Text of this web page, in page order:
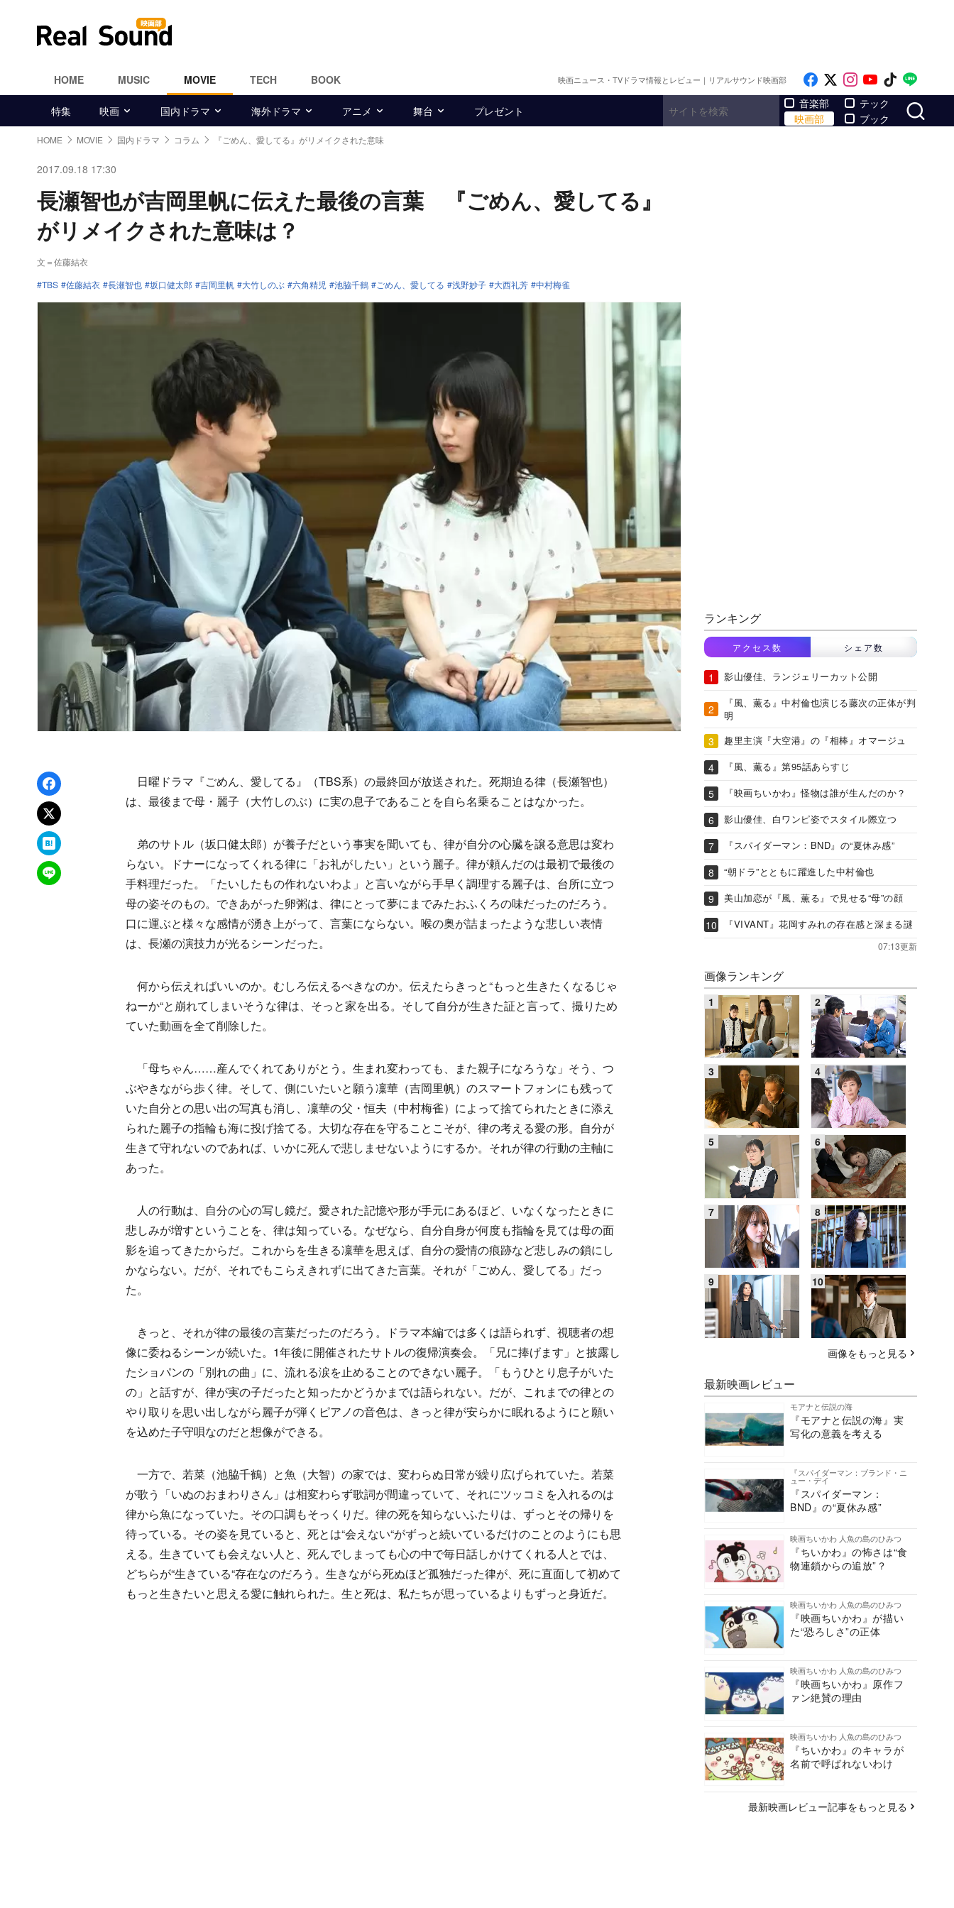
HOME MUSIC MOVIE TECH BOOK 映画ニュース・TVドラマ情報とレビュー｜リアルサウンド映画部 Like on Facebook
Follow on x
Follow on
Follow on
Follow
特集 映画 国内ドラマ 海外ドラマ アニメ 舞台 プレゼント
音楽部
映画部
テック
ブック
HOME MOVIE 国内ドラマ コラム 『ごめん、愛してる』がリメイクされた意味
2017.09.18 17:30
長瀬智也が吉岡里帆に伝えた最後の言葉 『ごめん、愛してる』
がリメイクされた意味は？
文＝佐藤結衣
TBS
佐藤結衣 長瀬智也 坂口健太郎 吉岡里帆 大竹しのぶ 六角精児 池脇千鶴 ごめん、愛してる 浅野妙子 大西礼芳 中村梅雀
Facebookでシェア
xでポスト
はてなブックマーク
LINEで送る
日曜ドラマ『ごめん、愛してる』（TBS系）の最終回が放送された。死期迫る律（長瀬智也）
は、最後まで母・麗子（大竹しのぶ）に実の息子であることを自ら名乗ることはなかった。
弟のサトル（坂口健太郎）が養子だという事実を聞いても、律が自分の心臓を譲る意思は変わ
らない。ドナーになってくれる律に「お礼がしたい」という麗子。律が頼んだのは最初で最後の
手料理だった。「たいしたもの作れないわよ」と言いながら手早く調理する麗子は、台所に立つ
母の姿そのもの。できあがった卵粥は、律にとって夢にまでみたおふくろの味だったのだろう。
口に運ぶと様々な感情が湧き上がって、言葉にならない。喉の奥が詰まったような悲しい表情
は、長瀬の演技力が光るシーンだった。
何から伝えればいいのか。むしろ伝えるべきなのか。伝えたらきっと“もっと生きたくなるじゃ
ねーか“と崩れてしまいそうな律は、そっと家を出る。そして自分が生きた証と言って、撮りため
ていた動画を全て削除した。
「母ちゃん……産んでくれてありがとう。生まれ変わっても、また親子になろうな」そう、つ
ぶやきながら歩く律。そして、側にいたいと願う凜華（吉岡里帆）のスマートフォンにも残って
いた自分との思い出の写真も消し、凜華の父・恒夫（中村梅雀）によって捨てられたときに添え
られた麗子の指輪も海に投げ捨てる。大切な存在を守ることこそが、律の考える愛の形。自分が
生きて守れないのであれば、いかに死んで悲しませないようにするか。それが律の行動の主軸に
あった。
人の行動は、自分の心の写し鏡だ。愛された記憶や形が手元にあるほど、いなくなったときに
悲しみが増すということを、律は知っている。なぜなら、自分自身が何度も指輪を見ては母の面
影を追ってきたからだ。これからを生きる凜華を思えば、自分の愛情の痕跡など悲しみの鎖にし
かならない。だが、それでもこらえきれずに出てきた言葉。それが「ごめん、愛してる」だっ
た。
きっと、それが律の最後の言葉だったのだろう。ドラマ本編では多くは語られず、視聴者の想
像に委ねるシーンが続いた。1年後に開催されたサトルの復帰演奏会。「兄に捧げます」と披露し
たショパンの「別れの曲」に、流れる涙を止めることのできない麗子。「もうひとり息子がいた
の」と話すが、律が実の子だったと知ったかどうかまでは語られない。だが、これまでの律との
やり取りを思い出しながら麗子が弾くピアノの音色は、きっと律が安らかに眠れるようにと願い
を込めた子守唄なのだと想像ができる。
一方で、若菜（池脇千鶴）と魚（大智）の家では、変わらぬ日常が繰り広げられていた。若菜
が歌う「いぬのおまわりさん」は相変わらず歌詞が間違っていて、それにツッコミを入れるのは
律から魚になっていた。その口調もそっくりだ。律の死を知らないふたりは、ずっとその帰りを
待っている。その姿を見ていると、死とは“会えない“がずっと続いているだけのことのようにも思
える。生きていても会えない人と、死んでしまっても心の中で毎日話しかけてくれる人とでは、
どちらが“生きている“存在なのだろう。生きながら死ぬほど孤独だった律が、死に直面して初めて
もっと生きたいと思える愛に触れられた。生と死は、私たちが思っているよりもずっと身近だ。
ランキング
アクセス数 シェア数
影山優佳、ランジェリーカット公開
『風、薫る』中村倫也演じる藤次の正体が判
明
趣里主演『大空港』の『相棒』オマージュ
『風、薫る』第95話あらすじ
『映画ちいかわ』怪物は誰が生んだのか？
影山優佳、白ワンピ姿でスタイル際立つ
『スパイダーマン：BND』の“夏休み感”
“朝ドラ”とともに躍進した中村倫也
美山加恋が『風、薫る』で見せる“母”の顔
『VIVANT』花岡すみれの存在感と深まる謎
07:13更新
画像ランキング
画像をもっと見る
最新映画レビュー
モアナと伝説の海
『モアナと伝説の海』実
写化の意義を考える
『スパイダーマン：ブランド・ニ
ュー・デイ
『スパイダーマン：
BND』の“夏休み感”
映画ちいかわ 人魚の島のひみつ
『ちいかわ』の怖さは“食
物連鎖からの追放”？
映画ちいかわ 人魚の島のひみつ
『映画ちいかわ』が描い
た“恐ろしさ”の正体
映画ちいかわ 人魚の島のひみつ
『映画ちいかわ』原作フ
ァン絶賛の理由
映画ちいかわ 人魚の島のひみつ
『ちいかわ』のキャラが
名前で呼ばれないわけ
最新映画レビュー記事をもっと見る